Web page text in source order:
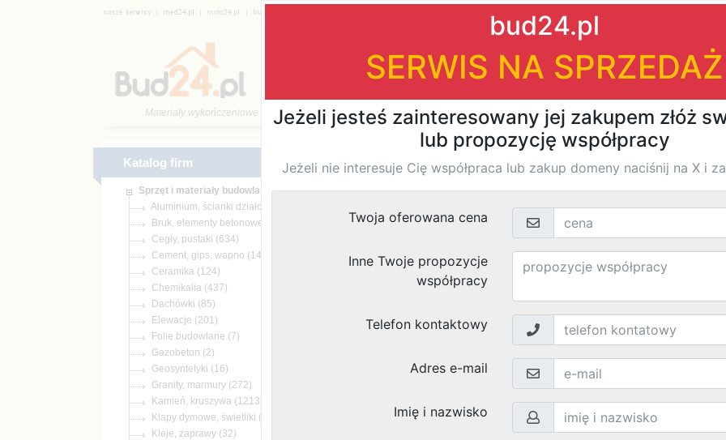
| | |
Materiały wykończeniowe
Katalog firm
Katalog firm
(634)
(1469)
(124)
(437)
(85)
(201)
(7)
(2)
(16)
(272)
(1213)
(3)
(32)
Znaleziono wyników
Studio wnętrz Jaromir Sz.
71-005
, woj.
Branże: Sprzęt i materiały budowlane Szczecin
Ambiente. Szczepanska E.